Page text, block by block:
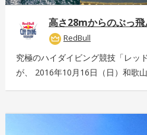
RedBull
究極のハイダイビング競技「レッ
が、 2016年10月16日（日）和歌
こちら：http://www.redbull.com/